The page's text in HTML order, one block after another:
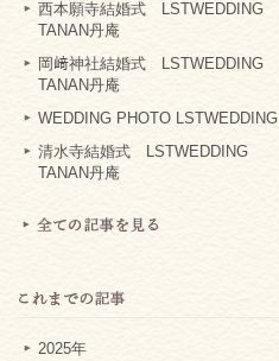
西本願寺結婚式 LSTWEDDING
TANAN丹庵
岡﨑神社結婚式 LSTWEDDING
TANAN丹庵
WEDDING PHOTO LSTWEDDING
清水寺結婚式 LSTWEDDING
TANAN丹庵
2025年